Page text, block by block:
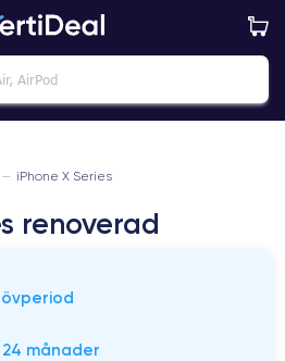
— iPhone X Series
renoverad
månader